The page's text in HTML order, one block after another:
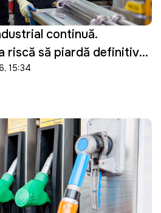
continuă.
riscă să piardă definitiv
15:34